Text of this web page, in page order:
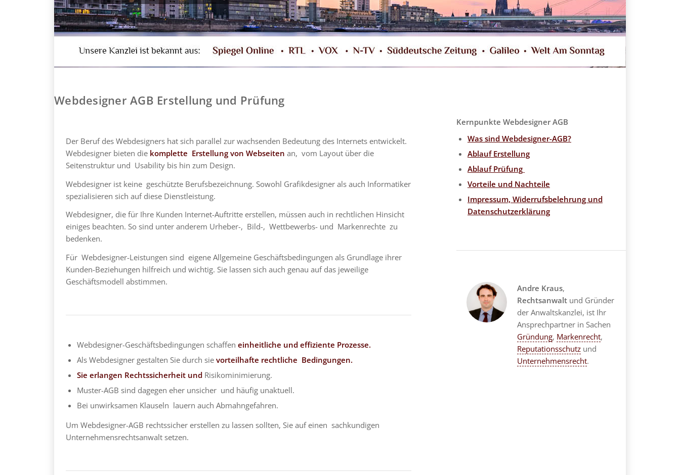
Webdesigner AGB Erstellung und Prüfung
Der Beruf des Webdesigners hat sich parallel zur wachsenden Bedeutung des Internets entwickelt.
Webdesigner bieten die komplette Erstellung von Webseiten an, vom Layout über die
Seitenstruktur und Usability bis hin zum Design.
Webdesigner ist keine geschützte Berufsbezeichnung. Sowohl Grafikdesigner als auch Informatiker
spezialisieren sich auf diese Dienstleistung.
Webdesigner, die für Ihre Kunden Internet-Auftritte erstellen, müssen auch in rechtlichen Hinsicht
einiges beachten. So sind unter anderem Urheber-, Bild-, Wettbewerbs- und Markenrechte zu
bedenken.
Für Webdesigner-Leistungen sind eigene Allgemeine Geschäftsbedingungen als Grundlage ihrer
Kunden-Beziehungen hilfreich und wichtig. Sie lassen sich auch genau auf das jeweilige
Geschäftsmodell abstimmen.
Webdesigner-Geschäftsbedingungen schaffen einheitliche und effiziente Prozesse.
Als Webdesigner gestalten Sie durch sie vorteilhafte rechtliche Bedingungen.
Sie erlangen Rechtssicherheit und Risikominimierung.
Muster-AGB sind dagegen eher unsicher und häufig unaktuell.
Bei unwirksamen Klauseln lauern auch Abmahngefahren.
Um Webdesigner-AGB rechtssicher erstellen zu lassen sollten, Sie auf einen sachkundigen
Unternehmensrechtsanwalt setzen.
Kernpunkte Webdesigner AGB
Was sind Webdesigner-AGB?
Ablauf Erstellung
Ablauf Prüfung
Vorteile und Nachteile
Impressum, Widerrufsbelehrung und
Datenschutzerklärung
Andre Kraus,
Rechtsanwalt und Gründer
der Anwaltskanzlei, ist Ihr
Ansprechpartner in Sachen
Gründung, Markenrecht,
Reputationsschutz und
Unternehmensrecht.